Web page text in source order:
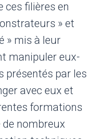
ces filières en
» et
» mis à leur
manipuler eux-
présentés par les
avec eux et
formations
de nombreux